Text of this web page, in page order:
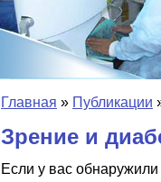
Главная » Публикации
Зрение и
Если у вас